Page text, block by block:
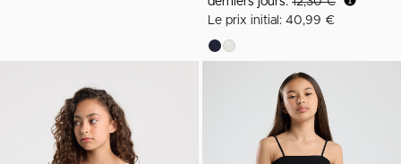
Le prix initial: 40,99 €